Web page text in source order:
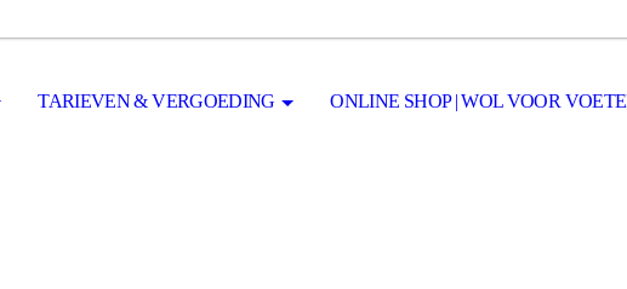
TARIEVEN & VERGOEDING ONLINE SHOP | WOL VOOR